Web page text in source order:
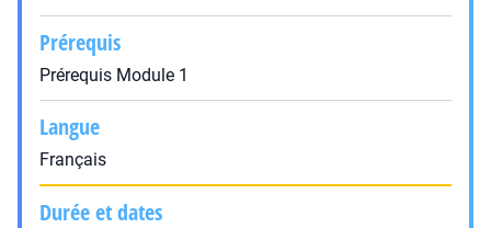
Prérequis
Prérequis Module 1
Langue
Français
Durée et dates